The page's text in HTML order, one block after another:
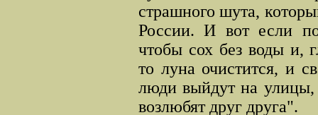
страшного шута,
России. И вот если
чтобы сох без воды и,
то луна очистится, и
люди выйдут на улицы,
возлюбят друг друга".